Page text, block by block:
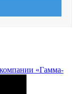
«Гамма-